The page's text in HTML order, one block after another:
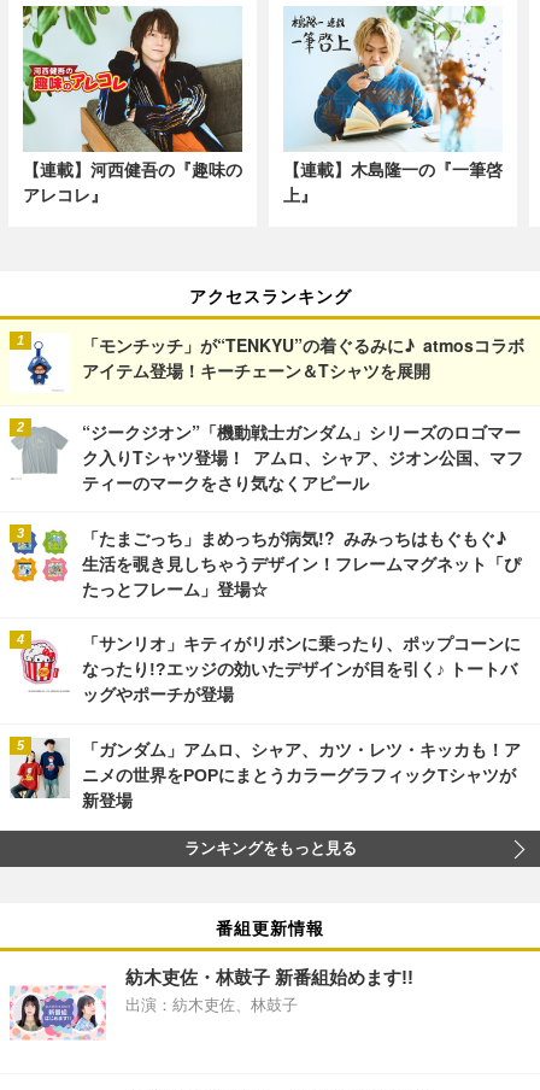
【連載】河西健吾の『趣味の
アレコレ』
【連載】木島隆一の『一筆啓
上』
アクセスランキング
「モンチッチ」が“TENKYU”の着ぐるみに♪ atmosコラボ
アイテム登場！キーチェーン＆Tシャツを展開
“ジークジオン”「機動戦士ガンダム」シリーズのロゴマー
ク入りTシャツ登場！ アムロ、シャア、ジオン公国、マフ
ティーのマークをさり気なくアピール
「たまごっち」まめっちが病気!? みみっちはもぐもぐ♪
生活を覗き見しちゃうデザイン！フレームマグネット「ぴ
たっとフレーム」登場☆
「サンリオ」キティがリボンに乗ったり、ポップコーンに
なったり!?エッジの効いたデザインが目を引く♪ トートバ
ッグやポーチが登場
「ガンダム」アムロ、シャア、カツ・レツ・キッカも！ア
ニメの世界をPOPにまとうカラーグラフィックTシャツが
新登場
ランキングをもっと見る
番組更新情報
紡木吏佐・林鼓子 新番組始めます!!
出演：紡木吏佐、林鼓子